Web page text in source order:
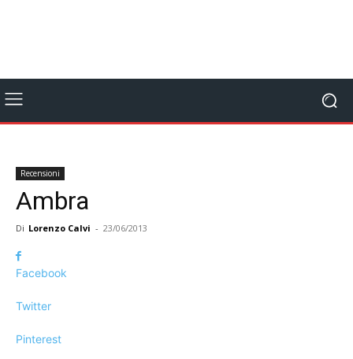
Recensioni
Ambra
Di Lorenzo Calvi - 23/06/2013
Facebook
Twitter
Pinterest